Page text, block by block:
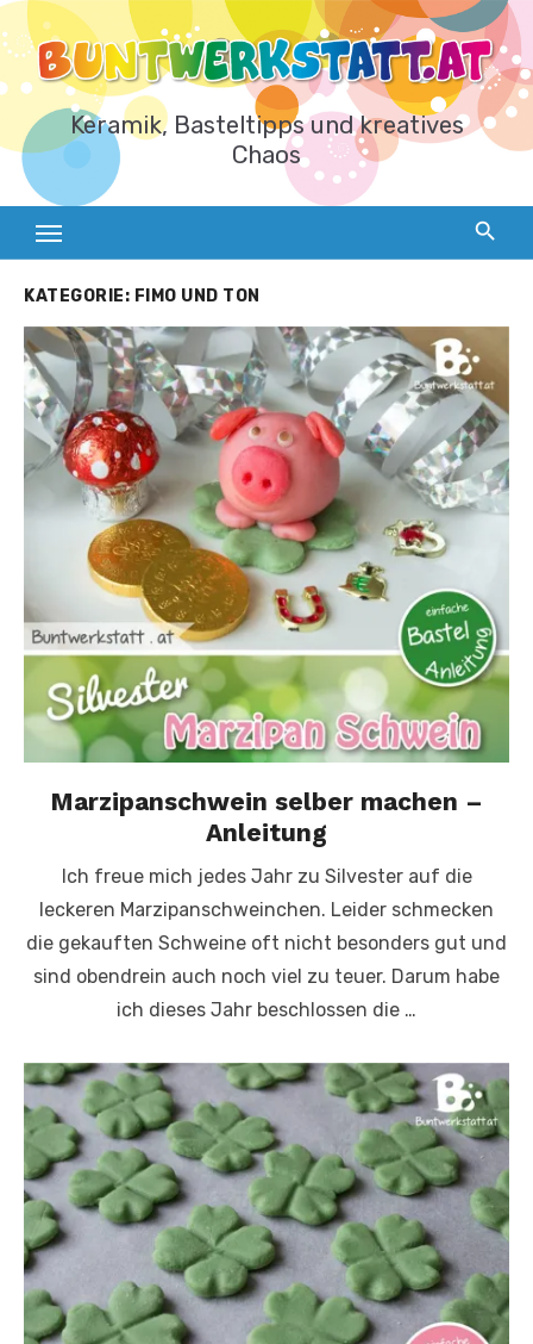
Zum
Inhalt
springen
Keramik, Basteltipps und kreatives
Chaos
KATEGORIE: FIMO UND TON
Marzipanschwein selber machen –
Anleitung
Ich freue mich jedes Jahr zu Silvester auf die
leckeren Marzipanschweinchen. Leider schmecken
die gekauften Schweine oft nicht besonders gut und
sind obendrein auch noch viel zu teuer. Darum habe
ich dieses Jahr beschlossen die …